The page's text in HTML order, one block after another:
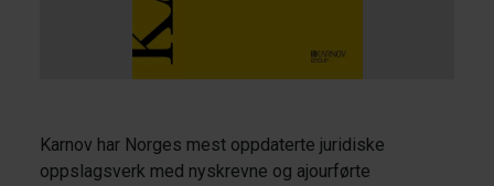
Karnov har Norges mest oppdaterte juridiske
oppslagsverk med nyskrevne og ajourførte